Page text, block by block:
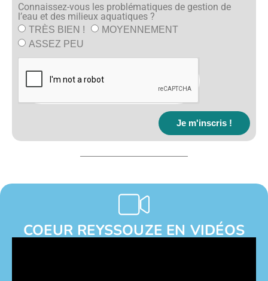
Connaissez-vous les problématiques de gestion de
l’eau et des milieux aquatiques ?
TRÈS BIEN !
MOYENNEMENT
ASSEZ PEU
Je m'inscris !
COEUR REYSSOUZE EN VIDÉOS​